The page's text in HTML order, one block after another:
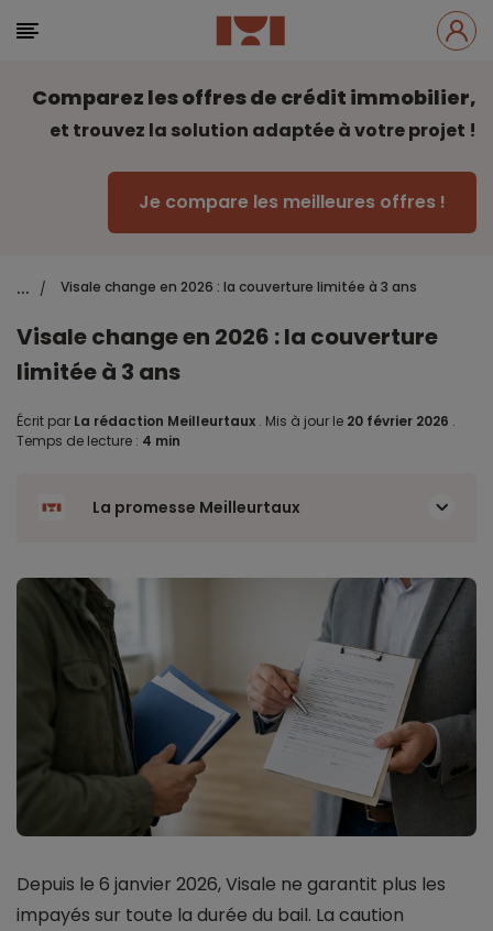
Comparez les offres de crédit immobilier,
et trouvez la solution adaptée à votre projet !
Je compare les meilleures offres !
... / Visale change en 2026 : la couverture limitée à 3 ans
Visale change en 2026 : la couverture
limitée à 3 ans
Écrit par La rédaction Meilleurtaux . Mis à jour le 20 février 2026 .
Temps de lecture : 4 min
La promesse Meilleurtaux
Depuis le 6 janvier 2026, Visale ne garantit plus les
impayés sur toute la durée du bail. La caution